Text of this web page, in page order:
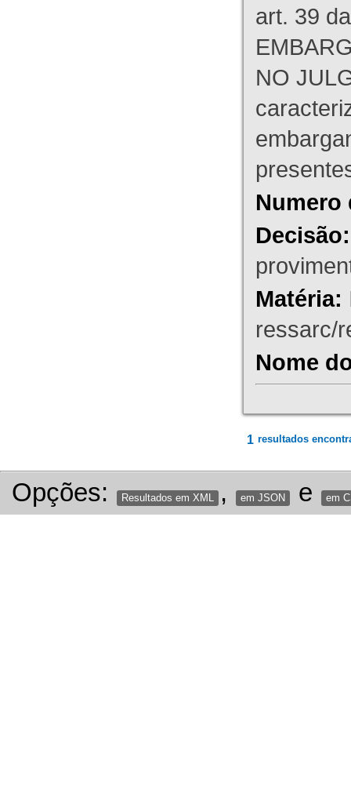
art. 39
NO
Numero
Decisão:
Matéria:
ressarc/
Nome
1 resultados
Opções: Resultados em XML , em JSON e em